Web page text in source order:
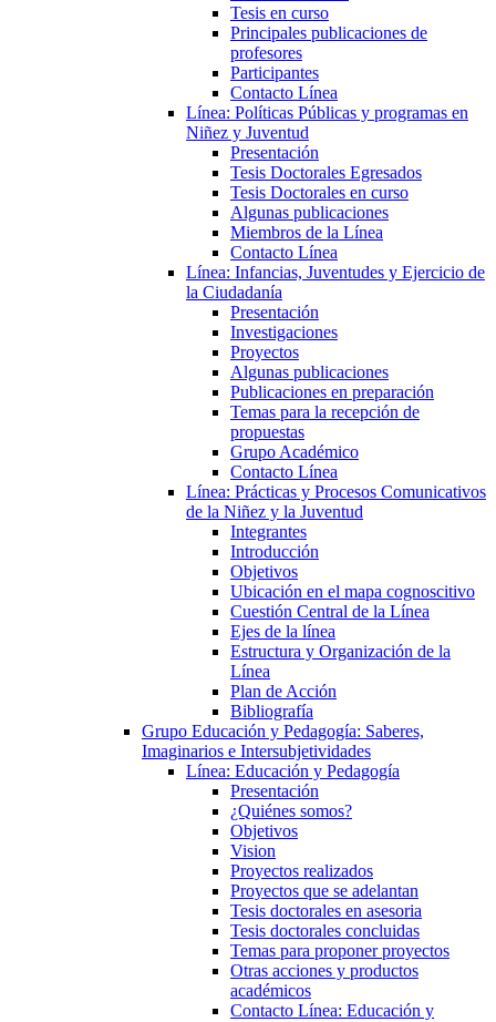
Tesis en curso
Principales publicaciones de
profesores
Participantes
Contacto Línea
Línea: Políticas Públicas y programas en
Niñez y Juventud
Presentación
Tesis Doctorales Egresados
Tesis Doctorales en curso
Algunas publicaciones
Miembros de la Línea
Contacto Línea
Línea: Infancias, Juventudes y Ejercicio de
la Ciudadanía
Presentación
Investigaciones
Proyectos
Algunas publicaciones
Publicaciones en preparación
Temas para la recepción de
propuestas
Grupo Académico
Contacto Línea
Línea: Prácticas y Procesos Comunicativos
de la Niñez y la Juventud
Integrantes
Introducción
Objetivos
Ubicación en el mapa cognoscitivo
Cuestión Central de la Línea
Ejes de la línea
Estructura y Organización de la
Línea
Plan de Acción
Bibliografía
Grupo Educación y Pedagogía: Saberes,
Imaginarios e Intersubjetividades
Línea: Educación y Pedagogía
Presentación
¿Quiénes somos?
Objetivos
Vision
Proyectos realizados
Proyectos que se adelantan
Tesis doctorales en asesoria
Tesis doctorales concluidas
Temas para proponer proyectos
Otras acciones y productos
académicos
Contacto Línea: Educación y